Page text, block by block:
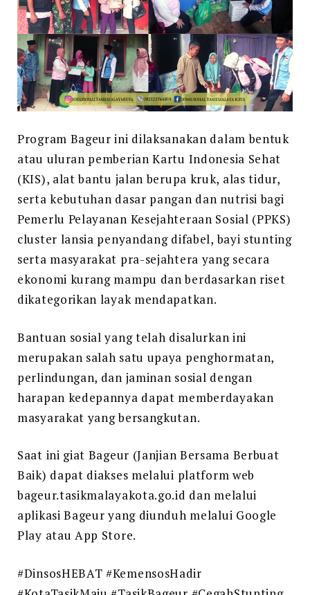
Program Bageur ini dilaksanakan dalam bentuk
atau uluran pemberian Kartu Indonesia Sehat
(KIS), alat bantu jalan berupa kruk, alas tidur,
serta kebutuhan dasar pangan dan nutrisi bagi
Pemerlu Pelayanan Kesejahteraan Sosial (PPKS)
cluster lansia penyandang difabel, bayi stunting
serta masyarakat pra-sejahtera yang secara
ekonomi kurang mampu dan berdasarkan riset
dikategorikan layak mendapatkan.
Bantuan sosial yang telah disalurkan ini
merupakan salah satu upaya penghormatan,
perlindungan, dan jaminan sosial dengan
harapan kedepannya dapat memberdayakan
masyarakat yang bersangkutan.
Saat ini giat Bageur (Janjian Bersama Berbuat
Baik) dapat diakses melalui platform web
bageur.tasikmalayakota.go.id dan melalui
aplikasi Bageur yang diunduh melalui Google
Play atau App Store.
#DinsosHEBAT #KemensosHadir